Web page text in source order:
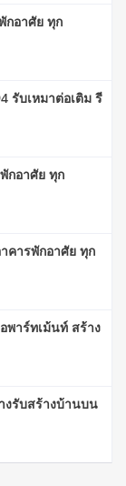
กอาศัย ทุก
รับเหมาต่อเติม รี
กอาศัย ทุก
คารพักอาศัย ทุก
พาร์ทเม้นท์ สร้าง
งรับสร้างบ้านบน